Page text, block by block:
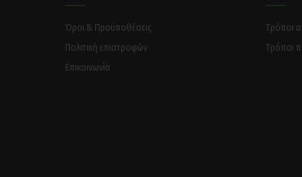
Όροι & Προϋποθέσεις
Πολιτική επιστροφών
Επικοινωνία
Tρόποι
Tρόποι